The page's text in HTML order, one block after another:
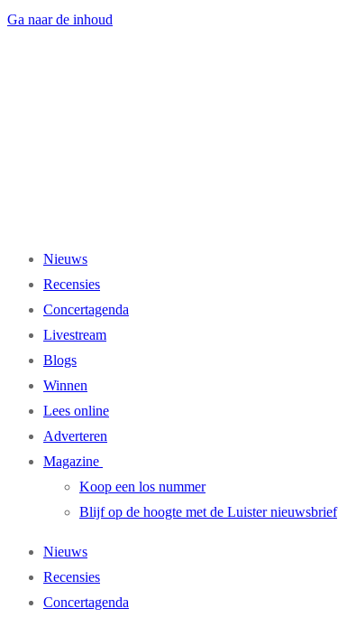
Ga naar de inhoud
Nieuws
Recensies
Concertagenda
Livestream
Blogs
Winnen
Lees online
Adverteren
Magazine
Koop een los nummer
Blijf op de hoogte met de Luister nieuwsbrief
Nieuws
Recensies
Concertagenda